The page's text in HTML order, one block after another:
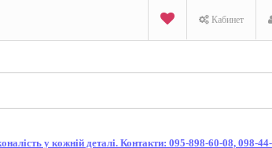
Кабинет
у кожній деталі. Контакти: 095-898-60-08, 098-